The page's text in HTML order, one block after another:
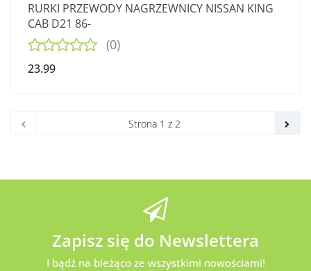
RURKI PRZEWODY NAGRZEWNICY NISSAN KING
CAB D21 86-
(0)
23.99
Zapisz się do Newslettera
I bądź na bieżąco ze wszystkimi nowościami!